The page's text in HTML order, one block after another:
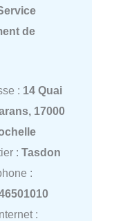
de
: 14 Quai
17000
: Tasdon
:
: